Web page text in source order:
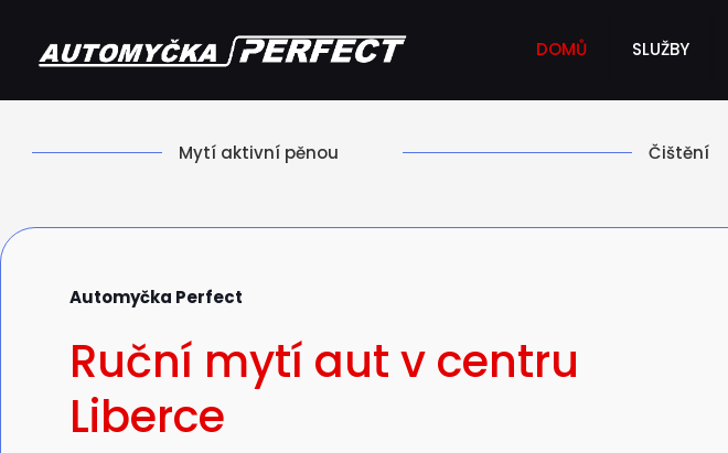
DOMŮ SLUŽBY
Mytí aktivní pěnou Čištění
Automyčka Perfect
Ruční mytí aut v centru
Liberce